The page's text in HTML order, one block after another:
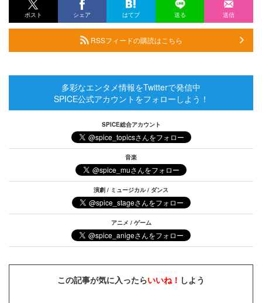
ポスト シェア はてブ 送る 送信
RSSフィードの購読はこちら
多彩なエンタメ情報をTwitterで発信中
SPICE公式アカウントをフォローしよう！
SPICE総合アカウント
音楽
演劇 / ミュージカル / ダンス
アニメ / ゲーム
この記事が気に入ったらいいね！ しよう